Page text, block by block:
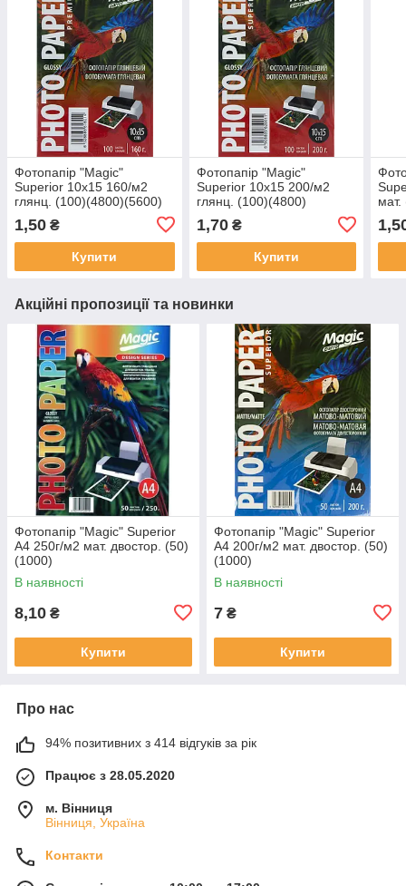
Фотопапір "Magic"
Superior 10х15 160/м2
глянц. (100)(4800)(5600)
1,50 ₴
Купити
Фотопапір "Magic"
Superior 10х15 200/м2
глянц. (100)(4800)
1,70₴
Купити
Акційні пропозиції та новинки
Фотопапір "Magic" Superior
А4 250г/м2 мат. двостор. (50)
(1000)
В наявності
8,10 ₴
Купити
Фотопапір "Magic" Superior
А4 200г/м2 мат. двостор. (50)
(1000)
В наявності
7 ₴
Купити
Про нас
94% позитивних з 414 відгуків за рік
Працює з 28.05.2020
м. Вінниця
Вінниця, Україна
Контакти